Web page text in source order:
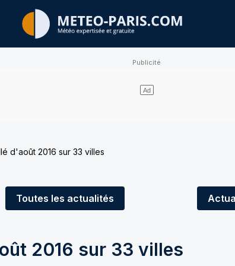
d'août 2016 sur 33 villes
Toutes les actualités
2016 sur 33 villes